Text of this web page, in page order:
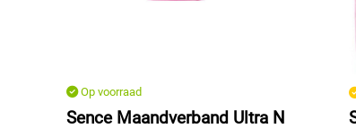
Op voorraad
Sence Maandverband Ultra N